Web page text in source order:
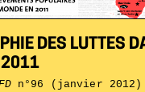
DES LUTTES
2011
n°96 (janvier 2012)